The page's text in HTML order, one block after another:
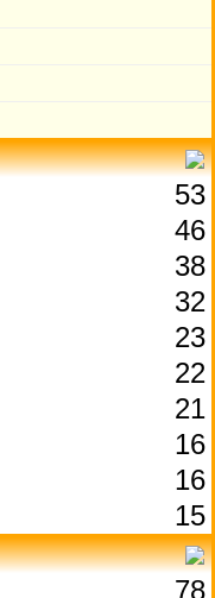
53
46
38
32
23
22
21
16
16
15
78